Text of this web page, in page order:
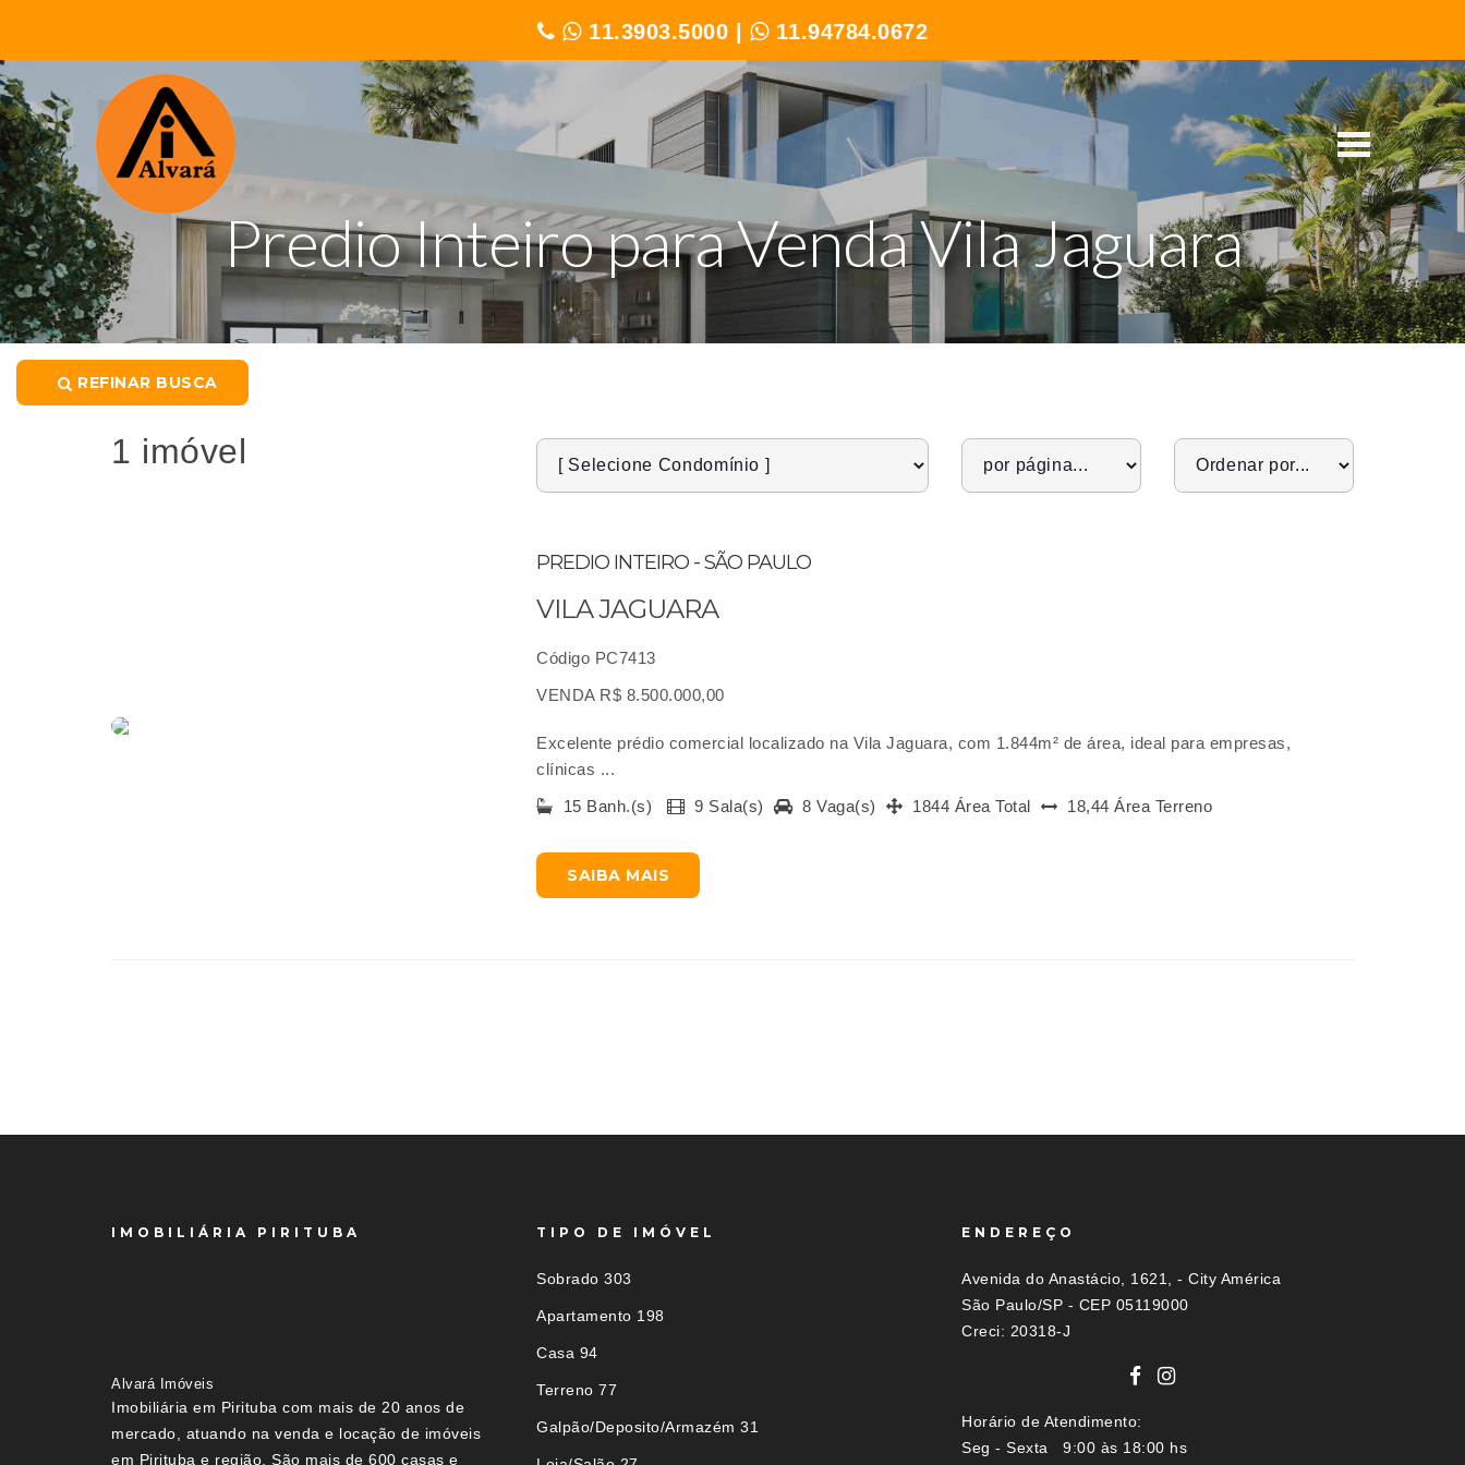
11.3903.5000 11.94784.0672
Predio Inteiro para Venda Vila Jaguara
REFINAR BUSCA
1 imóvel
PREDIO INTEIRO - SÃO PAULO
VILA JAGUARA
Código PC7413
VENDA R$ 8.500.000,00
Excelente prédio comercial localizado na Vila Jaguara, com 1.844m² de área, ideal para empresas,
clínicas ...
15 Banh.(s)
9 Sala(s) 8 Vaga(s) 1844 Área Total 18,44 Área Terreno
SAIBA MAIS
IMOBILIÁRIA PIRITUBA
Alvará Imóveis
Imobiliária em Pirituba com mais de 20 anos de
mercado, atuando na venda e locação de imóveis
em Pirituba e região. São mais de 600 casas e
TIPO DE IMÓVEL
Sobrado 303
Apartamento 198
Casa 94
Terreno 77
Galpão/Deposito/Armazém 31
ENDEREÇO
Avenida do Anastácio, 1621, - City América
São Paulo/SP - CEP 05119000
Creci: 20318-J
Horário de Atendimento:
Seg - Sexta 9:00 às 18:00 hs